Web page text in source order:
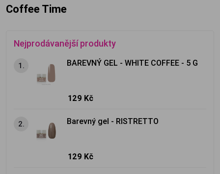
Coffee Time
Nejprodávanější produkty
1. BAREVNÝ GEL - WHITE COFFEE - 5 G
129 Kč
2. Barevný gel - RISTRETTO
129 Kč